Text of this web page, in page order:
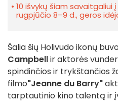
10 išvykų šiam savaitgaliui
rugpjūčio 8–9 d., geros
Šalia šių Holivudo ikonų
Campbellir aktorės
spindinčios ir trykštančios
filmo"Jeanne du Barry"
tarptautinio kino talentą ir